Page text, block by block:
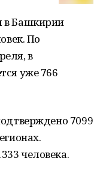
в Башкирии
По
в
уже 766
7099
человека.